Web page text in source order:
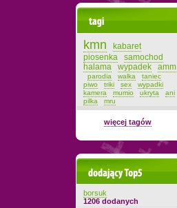
kmn
kabaret
piosenka
samochod
halama
wypadek amm
parodia walka
taniec
piwo
triki sex
wypadki
kamera
mumio ukryta
ani
pilka
mru
więcej tagów
Dodający top-5
borsuk
1206 dodanych